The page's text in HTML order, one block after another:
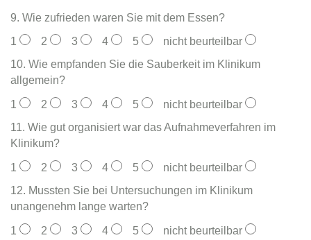
9. Wie zufrieden waren Sie mit dem Essen?
1 2 3 4 5
nicht beurteilbar
10. Wie empfanden Sie die Sauberkeit im Klinikum
allgemein?
1 2 3 4 5
nicht beurteilbar
11. Wie gut organisiert war das Aufnahmeverfahren im
Klinikum?
1 2 3 4 5
nicht beurteilbar
12. Mussten Sie bei Untersuchungen im Klinikum
unangenehm lange warten?
1 2 3 4 5
nicht beurteilbar